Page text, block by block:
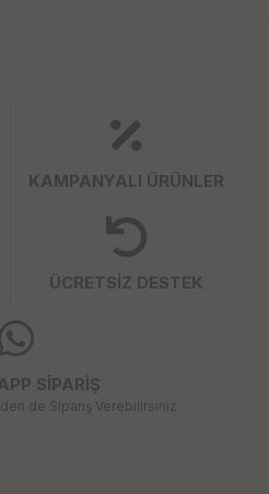
KAMPANYALI ÜRÜNLER
ÜCRETSİZ DESTEK
SİPARİŞ
de Sipariş Verebilirsiniz.